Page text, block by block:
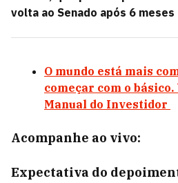
volta ao Senado após 6 meses
O mundo está mais
começar com o básico.
Manual do Investidor
Acompanhe ao vivo:
Expectativa do